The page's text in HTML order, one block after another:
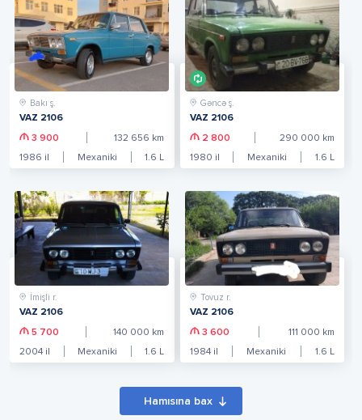
Bakı ş.
VAZ 2106
3 900 132 656 km
1986 il Mexaniki 1.6 L
Gəncə ş.
VAZ 2106
2 800 290 000 km
1980 il Mexaniki 1.6 L
İmişli r.
VAZ 2106
5 700 140 000 km
2004 il Mexaniki 1.6 L
Tovuz r.
VAZ 2106
3 600 111 000 km
1984il Mexaniki 1.6 L
Hamısına bax